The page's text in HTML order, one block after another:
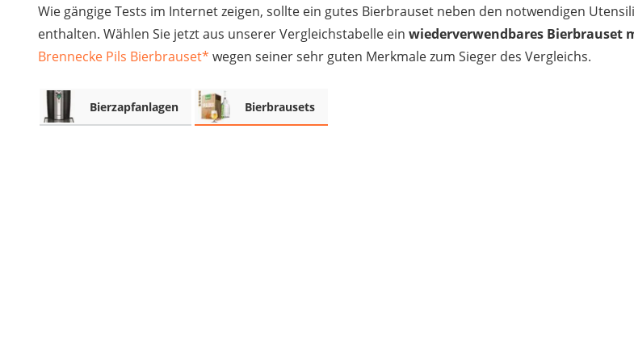
Tischgeschirrspüler
Elektronische Dartscheibe
Wildkamera
Beschriftungsgerät
Trinkflasche
Thermokanne
Wie gängige Tests im Internet zeigen, sollte ein gutes Bierbrauset neben den notwendigen
enthalten. Wählen Sie jetzt aus unserer Vergleichstabelle ein wiederverwendbares Bierbrauset
Brennecke Pils Bierbrauset* wegen seiner sehr guten Merkmale zum Sieger des Vergleichs.
Bierzapfanlagen Bierbrausets